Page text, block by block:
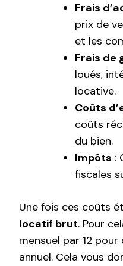
Frais
prix de
et les
Frais de
loués,
locative.
Coûts
coûts
du bien.
Impôts :
fiscales
Une fois ces coûts
locatif brut. Pour
mensuel par 12
annuel. Cela vous